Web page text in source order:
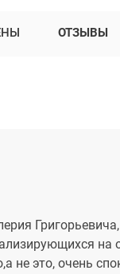
ОТЗЫВЫ
не это, очень